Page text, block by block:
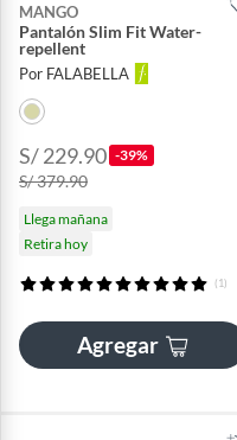
MANGO
Pantalón Slim Fit Water-
repellent
Por FALABELLA
S/ 229.90 -39%
S/ 379.90
Llega mañana
Retira hoy
(1)
Agregar